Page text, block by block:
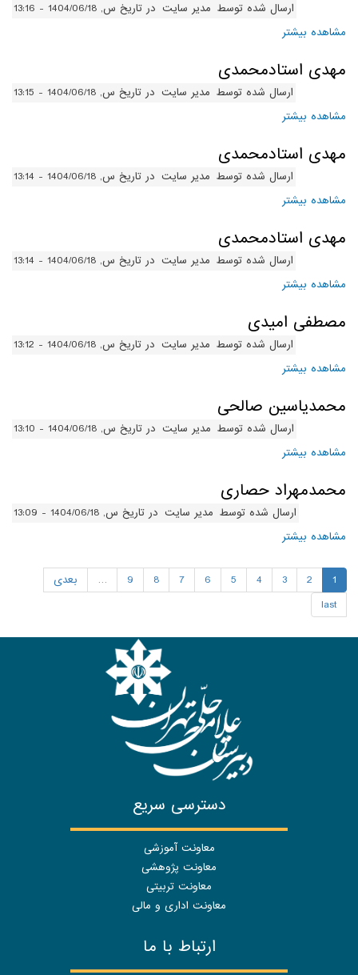
ارسال شده توسط مدیر سایت در تاریخ س, 1404/06/18 - 13:16
مشاهده بیشتر
مهدی استادمحمدی
ارسال شده توسط مدیر سایت در تاریخ س, 1404/06/18 - 13:15
مشاهده بیشتر
مهدی استادمحمدی
ارسال شده توسط مدیر سایت در تاریخ س, 1404/06/18 - 13:14
مشاهده بیشتر
مهدی استادمحمدی
ارسال شده توسط مدیر سایت در تاریخ س, 1404/06/18 - 13:14
مشاهده بیشتر
مصطفی امیدی
ارسال شده توسط مدیر سایت در تاریخ س, 1404/06/18 - 13:12
مشاهده بیشتر
محمدیاسین صالحی
ارسال شده توسط مدیر سایت در تاریخ س, 1404/06/18 - 13:10
مشاهده بیشتر
محمدمهراد حصاری
ارسال شده توسط مدیر سایت در تاریخ س, 1404/06/18 - 13:09
مشاهده بیشتر
1
2
3
4
5
6
7
8
9
…
بعدی
last
دسترسی سریع
معاونت آموزشی
معاونت پژوهشی
معاونت تربیتی
معاونت اداری و مالی
ارتباط با ما